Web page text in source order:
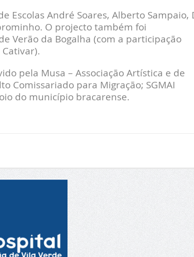
Escolas André Soares, Alberto Sampaio,
O projecto também foi
Verão da Bogalha (com a participação
pela Musa – Associação Artística e de
Comissariado para Migração; SGMAI
do município bracarense.